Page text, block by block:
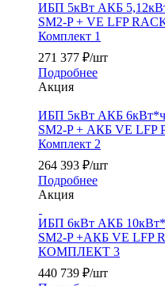
ИБП 5кВт АКБ
SM2-P + VE LFP
Комплект 1
271 377 ₽/шт
Подробнее
Акция
ИБП 5кВт АКБ 6кВт*ч
SM2-P + АКБ VE LFP
Комплект 2
264 393 ₽/шт
Подробнее
Акция
ИБП 6кВт АКБ
SM2-P +АКБ VE LFP
КОМПЛЕКТ 3
440 739 ₽/шт